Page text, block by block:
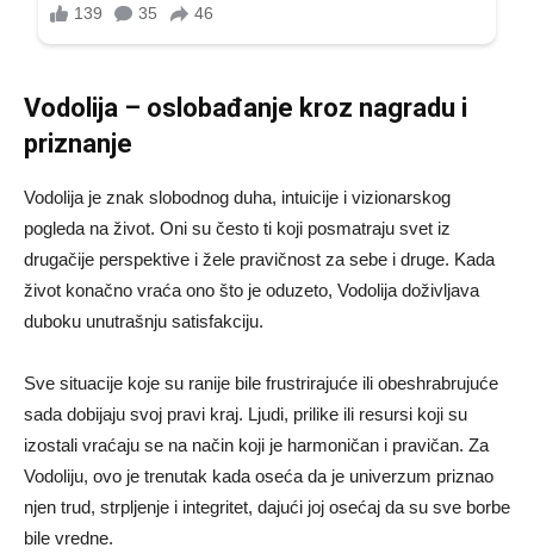
Vodolija – oslobađanje kroz nagradu i
priznanje
Vodolija je znak slobodnog duha, intuicije i vizionarskog
pogleda na život. Oni su često ti koji posmatraju svet iz
drugačije perspektive i žele pravičnost za sebe i druge. Kada
život konačno vraća ono što je oduzeto, Vodolija doživljava
duboku unutrašnju satisfakciju.
Sve situacije koje su ranije bile frustrirajuće ili obeshrabrujuće
sada dobijaju svoj pravi kraj. Ljudi, prilike ili resursi koji su
izostali vraćaju se na način koji je harmoničan i pravičan. Za
Vodoliju, ovo je trenutak kada oseća da je univerzum priznao
njen trud, strpljenje i integritet, dajući joj osećaj da su sve borbe
bile vredne.